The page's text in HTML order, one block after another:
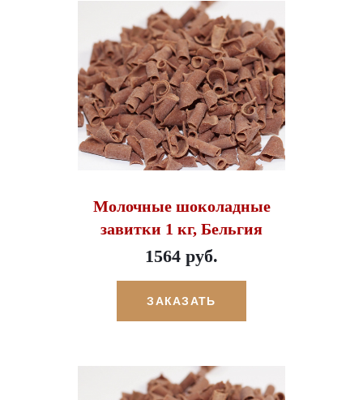
Молочные шоколадные
завитки 1 кг, Бельгия
1564 руб.
ЗАКАЗАТЬ